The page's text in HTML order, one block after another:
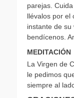
parejas.
llévalos por el
instante de
bendícenos.
La Virgen de
le pedimos
siempre al